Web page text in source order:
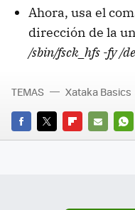
Ahora, usa el
dirección de la
/sbin/fsck_hfs -fy /
FACEBOOK
TWITTERFLIPBOARD
E-
TEMAS Xataka Basics